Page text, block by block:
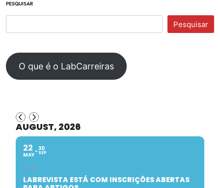
PESQUISAR
Pesquisar
O que é o LabCarreiras
AUGUST, 2026
22
MAY
30
SEP
LABREVISTA ESTÁ COM INSCRIÇÕES ABERTAS